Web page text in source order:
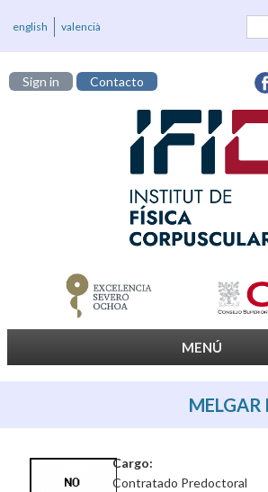
english valencià
Sign in Contacto
MENÚ
MELGAR
Cargo:
Contratado Predoctoral